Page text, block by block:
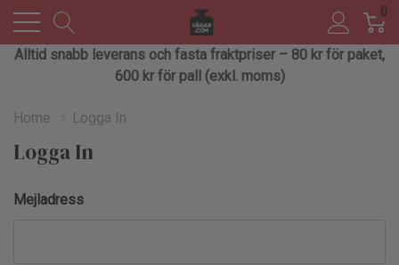
0
Alltid snabb leverans och fasta fraktpriser – 80 kr för paket,
600 kr för pall (exkl. moms)
Home Logga In
Logga In
Mejladress